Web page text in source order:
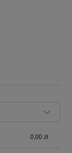
0,00 zł